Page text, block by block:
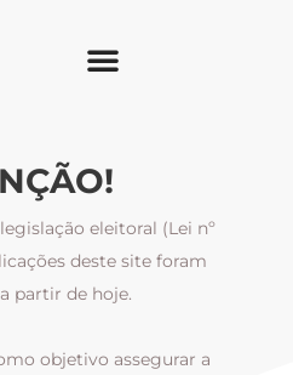
eleitoral (Lei nº
deste site foram
partir de hoje.
objetivo assegurar a